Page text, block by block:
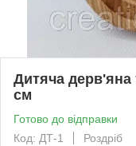
Дитяча дерв'яна
см
Готово до відправки
Код: ДТ-1
Роздріб